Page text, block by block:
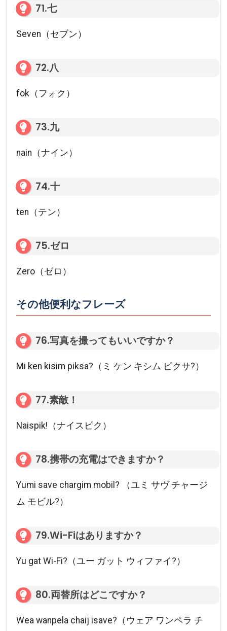
71.七
Seven（セブン）
72.八
fok（フォク）
73.九
nain（ナイン）
74.十
ten（テン）
75.ゼロ
Zero（ゼロ）
その他便利なフレーズ
76.写真を撮ってもいいですか？
Mi ken kisim piksa?（ミ ケン キシム ピクサ?）
77.素敵！
Naispik!（ナイスピク）
78.携帯の充電はできますか？
Yumi save chargim mobil? （ユミ サヴ チャージ
ム モビル?）
79.Wi-Fiはありますか？
Yu gat Wi-Fi?（ユー ガット ウィファイ?）
80.両替所はどこですか？
Wea wanpela chaij isave?（ウェア ワンペラ チ